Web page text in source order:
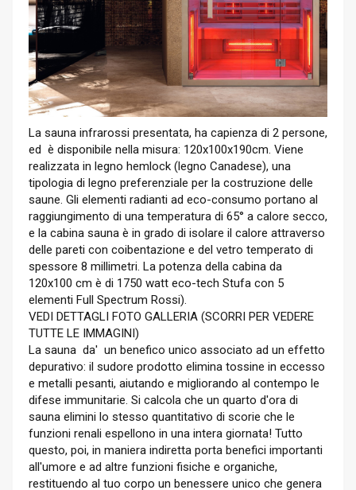
La sauna infrarossi presentata, ha capienza di 2 persone,
ed è disponibile nella misura: 120x100x190cm. Viene
realizzata in legno hemlock (legno Canadese), una
tipologia di legno preferenziale per la costruzione delle
saune. Gli elementi radianti ad eco-consumo portano al
raggiungimento di una temperatura di 65° a calore secco,
e la cabina sauna è in grado di isolare il calore attraverso
delle pareti con coibentazione e del vetro temperato di
spessore 8 millimetri. La potenza della cabina da
120x100 cm è di 1750 watt eco-tech Stufa con 5
elementi Full Spectrum Rossi).
VEDI DETTAGLI FOTO GALLERIA (SCORRI PER VEDERE
TUTTE LE IMMAGINI)
La sauna da' un benefico unico associato ad un effetto
depurativo: il sudore prodotto elimina tossine in eccesso
e metalli pesanti, aiutando e migliorando al contempo le
difese immunitarie. Si calcola che un quarto d'ora di
sauna elimini lo stesso quantitativo di scorie che le
funzioni renali espellono in una intera giornata! Tutto
questo, poi, in maniera indiretta porta benefici importanti
all'umore e ad altre funzioni fisiche e organiche,
restituendo al tuo corpo un benessere unico che genera